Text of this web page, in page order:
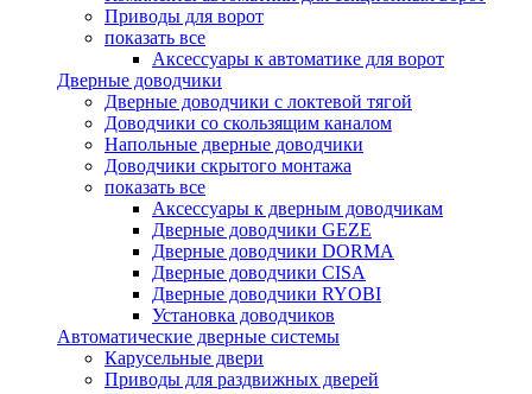
Приводы для ворот
показать все
Аксессуары к автоматике для ворот
Дверные доводчики
Дверные доводчики с локтевой тягой
Доводчики со скользящим каналом
Напольные дверные доводчики
Доводчики скрытого монтажа
показать все
Аксессуары к дверным доводчикам
Дверные доводчики GEZE
Дверные доводчики DORMA
Дверные доводчики CISA
Дверные доводчики RYOBI
Установка доводчиков
Автоматические дверные системы
Карусельные двери
Приводы для раздвижных дверей